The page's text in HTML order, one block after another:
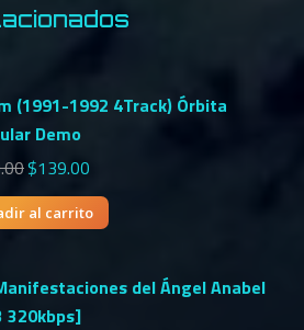
(1991-1992 4Track) Órbita
Demo
$139.00
al carrito
del Ángel Anabel
320kbps]